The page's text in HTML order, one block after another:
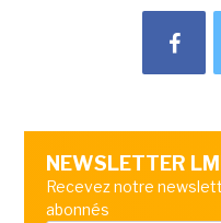
NEWSLETTER LMI
Recevez notre
abonnés